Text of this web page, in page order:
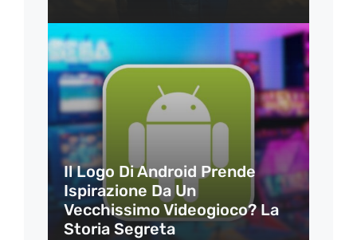
Il Logo Di Android Prende
Ispirazione Da Un
Vecchissimo Videogioco? La
Storia Segreta